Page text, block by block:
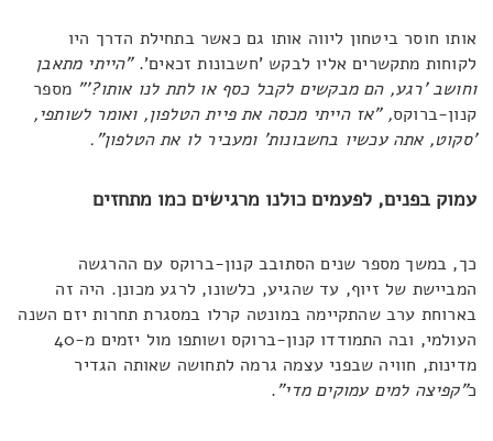
אותו חוסר ביטחון ליווה אותו גם כאשר בתחילת הדרך היו
לקוחות מתקשרים אליו לבקש 'חשבונות זכאים'."הייתי מתאבן
וחושב 'רגע, הם מבקשים לקבל כסף או לתת לנו אותו?'" מספר
קנון-ברוקס, "אז הייתי מכסה את פיית הטלפון, ואומר לשותפי,
'סקוט, אתה עכשיו בחשבונות' ומעביר לו את הטלפון".
עמוק בפנים, לפעמים כולנו מרגישים כמו מתחזים
כך, במשך מספר שנים הסתובב קנון-ברוקס עם ההרגשה
המביישת של זיוף, עד שהגיע, כלשונו, לרגע מכונן. היה זה
בארוחת ערב שהתקיימה במונטה קרלו במסגרת תחרות יזם השנה
העולמי, ובה התמודדו קנון-ברוקס ושותפו מול יזמים מ-40
מדינות, חוויה שבפני עצמה גרמה לתחושה שאותה הגדיר
כ"קפיצה למים עמוקים מדי".